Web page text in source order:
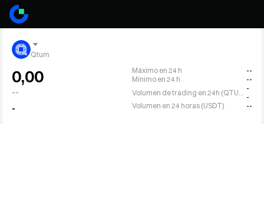
Qtum
0,00
--
-
Máximo en 24 h
--
Mínimo en 24 h
--
-
-
Volumen en 24 horas (USDT)
--